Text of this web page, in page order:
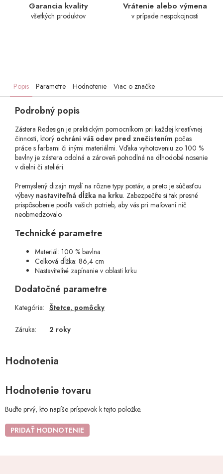
Garancia kvality
všetkých produktov
Vrátenie alebo výmena
v prípade nespokojnosti
Popis Parametre Hodnotenie Viac o značke
Podrobný popis
Zástera Redesign je praktickým pomocníkom pri každej kreatívnej
činnosti, ktorý ochráni váš odev pred znečistením počas
práce s farbami či inými materiálmi. Vďaka vyhotoveniu zo 100 %
bavlny je zástera odolná a zároveň pohodlná na dlhodobé nosenie
v dielni či ateliéri.
Premyslený dizajn myslí na rôzne typy postáv, a preto je súčasťou
výbavy nastaviteľná dĺžka na krku. Zabezpečíte si tak presné
prispôsobenie podľa vašich potrieb, aby vás pri maľovaní nič
neobmedzovalo.
Technické parametre
Materiál: 100 % bavlna
Celková dĺžka: 86,4 cm
Nastaviteľné zapínanie v oblasti krku
Dodatočné parametre
Kategória: Štetce, pomôcky
Záruka: 2 roky
Hodnotenie tovaru
Buďte prvý, kto napíše príspevok k tejto položke.
PRIDAŤ HODNOTENIE